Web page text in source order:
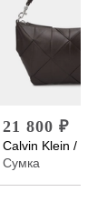
21 800 ₽
Calvin Klein /
Сумка